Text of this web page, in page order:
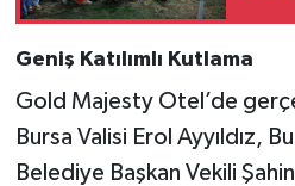
Geniş Katılımlı Kutlama
Gold Majesty Otel’de
Bursa Valisi Erol Ayyıldız,
Belediye Başkan Vekili